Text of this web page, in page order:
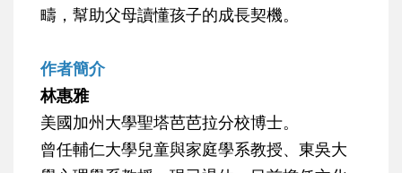
疇，幫助父母讀懂孩子的成長契機。
作者簡介
林惠雅
美國加州大學聖塔芭芭拉分校博士。
曾任輔仁大學兒童與家庭學系教授、東吳大